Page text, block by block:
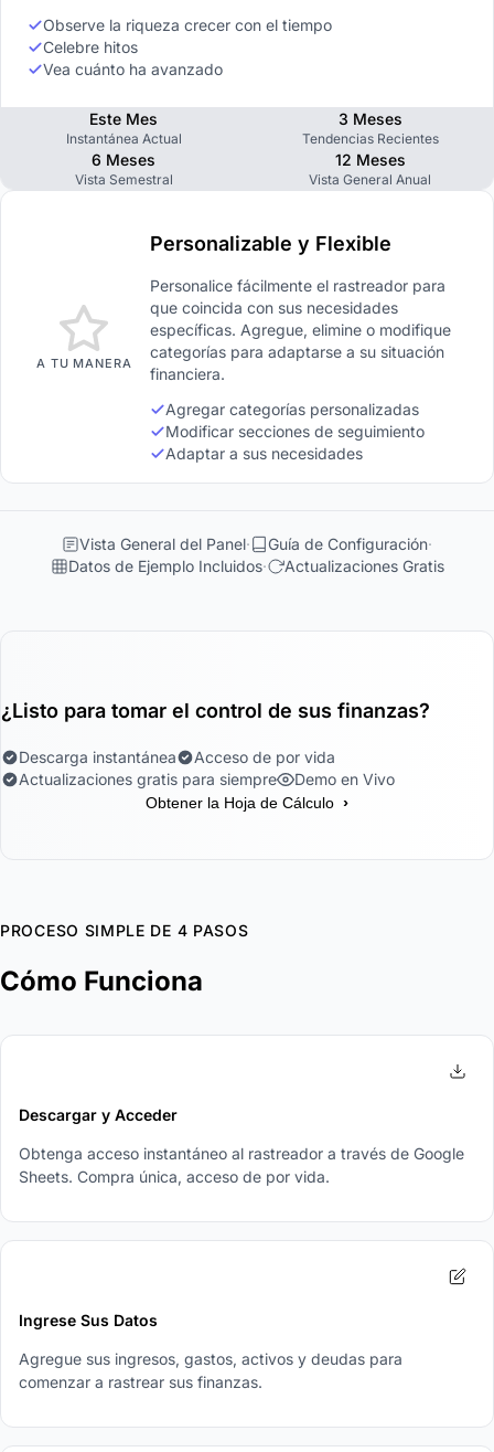
Observe la riqueza crecer con el tiempo
Celebre hitos
Vea cuánto ha avanzado
Este Mes
Instantánea Actual
3 Meses
Tendencias Recientes
6 Meses
Vista Semestral
12 Meses
Vista General Anual
A TU MANERA
Personalizable y Flexible
Personalice fácilmente el rastreador para
que coincida con sus necesidades
específicas. Agregue, elimine o modifique
categorías para adaptarse a su situación
financiera.
Agregar categorías personalizadas
Modificar secciones de seguimiento
Adaptar a sus necesidades
Vista General del Panel
Guía de Configuración
Datos de Ejemplo Incluidos
Actualizaciones Gratis
¿Listo para tomar el control de sus finanzas?
Descarga instantánea
Acceso de por vida
Actualizaciones gratis para siempre
Demo en Vivo
Obtener la Hoja de Cálculo ›
PROCESO SIMPLE DE 4 PASOS
Cómo Funciona
Descargar y Acceder
Obtenga acceso instantáneo al rastreador a través de Google
Sheets. Compra única, acceso de por vida.
Ingrese Sus Datos
Agregue sus ingresos, gastos, activos y deudas para
comenzar a rastrear sus finanzas.